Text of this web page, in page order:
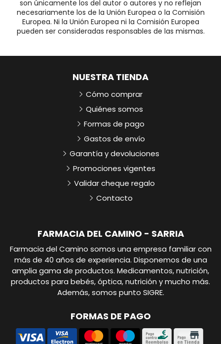
son únicamente los del autor o autores y no reflejan
necesariamente los de la Unión Europea o la Comisión
Europea. Ni la Unión Europea ni la Comisión Europea
pueden ser consideradas responsables de las mismas.
FARMACIA DEL CAMINO - SARRIA
Farmacia del Camino somos una empresa familiar con
más de 40 años de experiencia. Disponemos de una
amplia gama de productos. Medicamentos, nutrición,
productos para bebés, óptica, nutrición y mucho más.
Además, somos punto SIGRE.
FORMAS DE PAGO
NUESTRA TIENDA
Cómo comprar
Quiénes somos
Formas de pago
Gastos de envío
Garantía y devoluciones
Promociones vigentes
Validar cheque regalo
Contacto